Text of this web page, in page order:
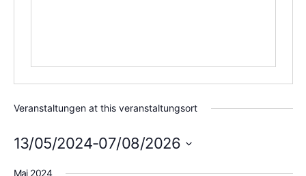
Veranstaltungen at this veranstaltungsort
13/05/2024-07/08/2026
wählen.
Mai 2024